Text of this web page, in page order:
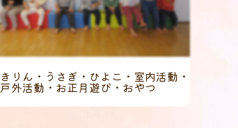
きりん・うさぎ・ひよこ・室内活動・
戸外活動・お正月遊び・おやつ